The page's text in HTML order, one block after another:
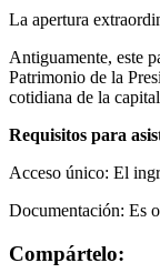
La apertura
Antiguamente, este
Patrimonio de la
cotidiana de la
Requisitos para
Acceso único: El
Documentación: Es
Compártelo: